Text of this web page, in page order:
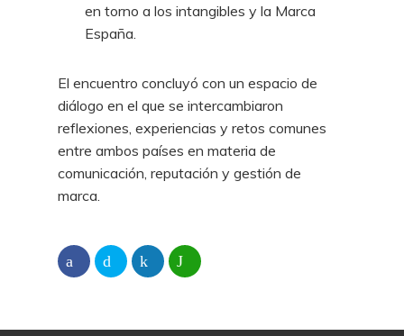
en torno a los intangibles y la Marca
España.
El encuentro concluyó con un espacio de
diálogo en el que se intercambiaron
reflexiones, experiencias y retos comunes
entre ambos países en materia de
comunicación, reputación y gestión de
marca.